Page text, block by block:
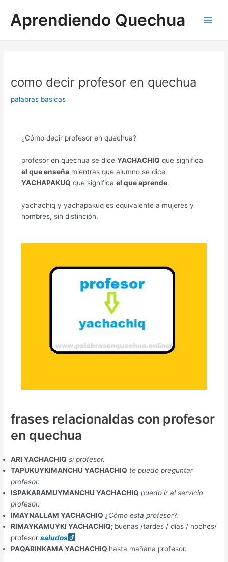
contenido
Aprendiendo Quechua
como decir profesor en quechua
palabras basicas
¿Cómo decir profesor en quechua?
profesor en quechua se dice YACHACHIQ que significa
el que enseñamientras que alumno se dice
YACHAPAKUQ que significa el que aprende.
yachachiq y yachapakuq es equivalente a mujeres y
hombres, sin distinción.
frases relacionaldas con profesor
en quechua
ARI YACHACHIQ si profesor.
TAPUKUYKIMANCHU YACHACHIQ te puedo preguntar
profesor.
ISPAKARAMUYMANCHU YACHACHIQ puedo ir al servicio
profesor.
IMAYNALLAM YACHACHIQ¿Cómo esta profesor?.
RIMAYKAMUYKI YACHACHIQ; buenas /tardes / días / noches/
profesorsaludos
PAQARINKAMA YACHACHIQ hasta mañana profesor.